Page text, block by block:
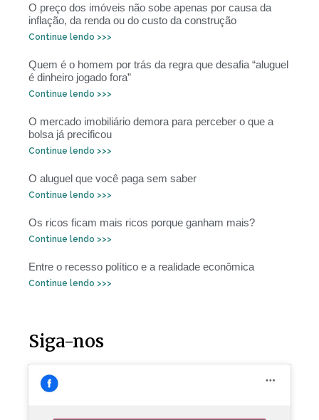
O preço dos imóveis não sobe apenas por causa da
inflação, da renda ou do custo da construção
Continue lendo >>>
Quem é o homem por trás da regra que desafia “aluguel
é dinheiro jogado fora”
Continue lendo >>>
O mercado imobiliário demora para perceber o que a
bolsa já precificou
Continue lendo >>>
O aluguel que você paga sem saber
Continue lendo >>>
Os ricos ficam mais ricos porque ganham mais?
Continue lendo >>>
Entre o recesso político e a realidade econômica
Continue lendo >>>
Siga-nos